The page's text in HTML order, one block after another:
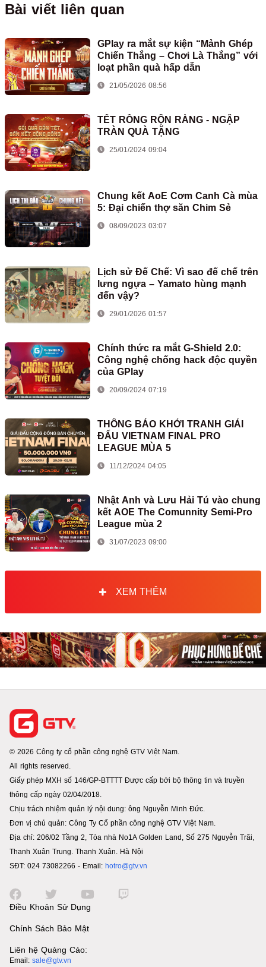
Bài viết liên quan
GPlay ra mắt sự kiện “Mảnh Ghép
Chiến Thắng – Chơi Là Thắng” với
loạt phần quà hấp dẫn
21/05/2026 08:56
TẾT RỒNG RỘN RÀNG - NGẬP
TRÀN QUÀ TẶNG
25/01/2024 09:04
Chung kết AoE Cơm Canh Cà mùa
5: Đại chiến thợ săn Chim Sẻ
08/09/2023 03:07
Lịch sử Đế Chế: Vì sao đế chế trên
lưng ngựa – Yamato hùng mạnh
đến vậy?
29/01/2026 01:57
Chính thức ra mắt G-Shield 2.0:
Công nghệ chống hack độc quyền
của GPlay
20/09/2024 07:19
THÔNG BÁO KHỞI TRANH GIẢI
ĐẤU VIETNAM FINAL PRO
LEAGUE MÙA 5
11/12/2024 04:05
Nhật Anh và Lưu Hải Tú vào chung
kết AOE The Comunnity Semi-Pro
League mùa 2
31/07/2023 09:00
XEM THÊM
© 2026 Công ty cổ phần công nghệ GTV Việt Nam.
All rights reserved.
Giấy phép MXH số 146/GP-BTTTT Được cấp bởi bộ thông tin và truyền
thông cấp ngày 02/04/2018.
Chịu trách nhiệm quản lý nội dung: ông Nguyễn Minh Đức.
Đơn vị chủ quản: Công Ty Cổ phần công nghệ GTV Việt Nam.
Địa chỉ: 206/02 Tầng 2, Tòa nhà No1A Golden Land, Số 275 Nguyễn Trãi,
Thanh Xuân Trung. Thanh Xuân. Hà Nội
SĐT: 024 73082266 - Email: hotro@gtv.vn
Điều Khoản Sử Dụng
Chính Sách Bảo Mật
Liên hệ Quảng Cáo:
Email: sale@gtv.vn